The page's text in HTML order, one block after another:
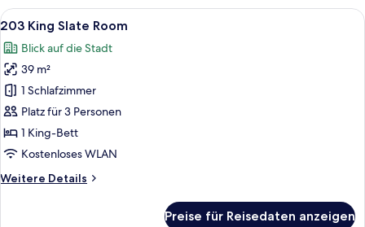
Alle
Fotos
für
203
King
Slate
Room
anzeigen
Ein Schlafzimmer mit einem großen
4
203 King Slate Room
Blick auf die Stadt
39 m²
1 Schlafzimmer
Platz für 3 Personen
1 King-Bett
Kostenloses WLAN
Weitere Details
Weitere
Preise für Reisedaten anzeigen